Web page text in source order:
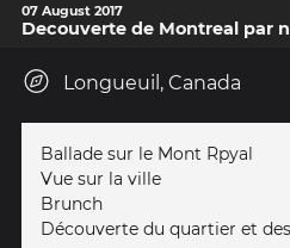
07 August 2017
Decouverte de Montreal par
Longueuil, Canada
Ballade sur le Mont Rpyal
Vue sur la ville
Brunch
Découverte du quartier et